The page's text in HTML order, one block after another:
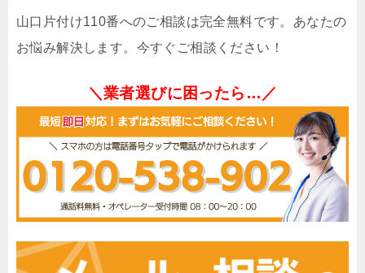
山口片付け110番へのご相談は完全無料です。あなたの
お悩み解決します。今すぐご相談ください！
＼業者選びに困ったら…／